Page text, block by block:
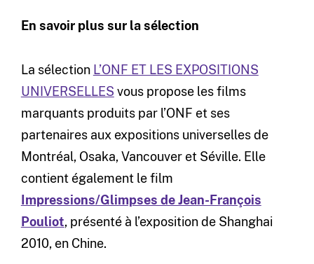
En savoir plus sur la sélection
La sélection L’ONF ET LES EXPOSITIONS
UNIVERSELLES vous propose les films
marquants produits par l’ONF et ses
partenaires aux expositions universelles de
Montréal, Osaka, Vancouver et Séville. Elle
contient également le film
Impressions/Glimpses de Jean-François
Pouliot, présenté à l’exposition de Shanghai
2010, en Chine.